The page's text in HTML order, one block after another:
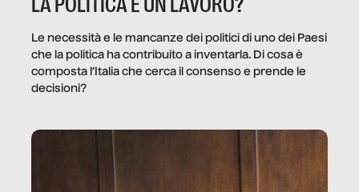
LA POLITICA È UN LAVORO?
Le necessità e le mancanze dei politici di uno dei Paesi
che la politica ha contribuito a inventarla. Di cosa è
composta l’Italia che cerca il consenso e prende le
decisioni?